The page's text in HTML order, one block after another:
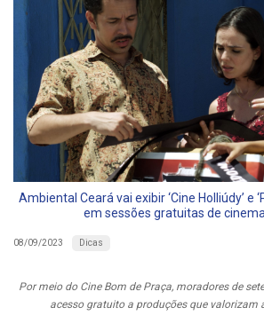
Ambiental Ceará vai exibir ‘Cine Holliúdy’ e
em sessões gratuitas de
08/09/2023 Dicas
Por meio do Cine Bom de Praça, moradores de
acesso gratuito a produções que valorizam